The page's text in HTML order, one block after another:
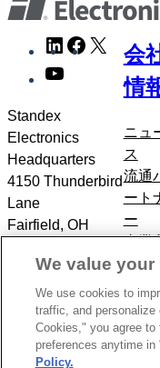
LinkedInFacebook
Standex
Electronics
Headquarters
4150 Thunderbird
Lane
Fairfield, OH
+1.866.782.6339
ゲ
ー
シ
ョ
ン
に
会
情
ニュ
ス
流通
ート
ー
事業
所在
お問い
合わ
著作権
2026
プライバシ
We value
We use cookies to
traffic, and personalize
Cookies," you agree to
preferences anytime
Policy.